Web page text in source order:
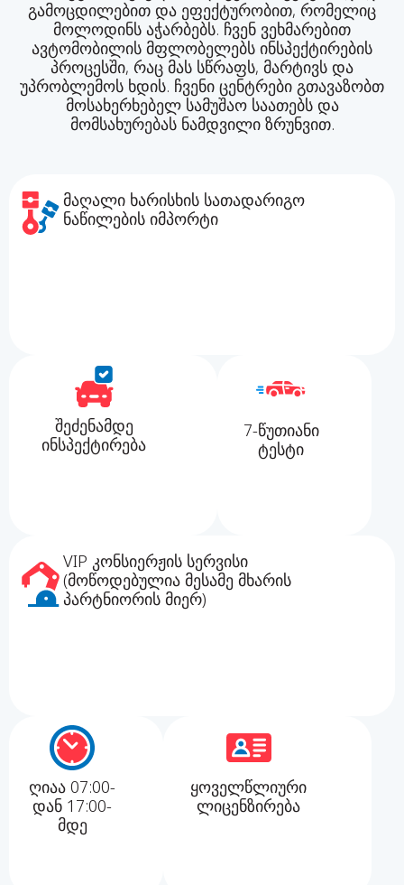
გამოცდილებით და ეფექტურობით, რომელიც
მოლოდინს აჭარბებს. ჩვენ ვეხმარებით
ავტომობილის მფლობელებს ინსპექტირების
პროცესში, რაც მას სწრაფს, მარტივს და
უპრობლემოს ხდის. ჩვენი ცენტრები გთავაზობთ
მოსახერხებელ სამუშაო საათებს და
მომსახურებას ნამდვილი ზრუნვით.
მაღალი ხარისხის სათადარიგო
ნაწილების იმპორტი
ღიაა 07:00-
დან 17:00-
მდე
ყოველწლიური
ლიცენზირება
შეძენამდე
ინსპექტირება
7-წუთიანი
ტესტი
VIP კონსიერჟის სერვისი
(მოწოდებულია მესამე მხარის
პარტნიორის მიერ)